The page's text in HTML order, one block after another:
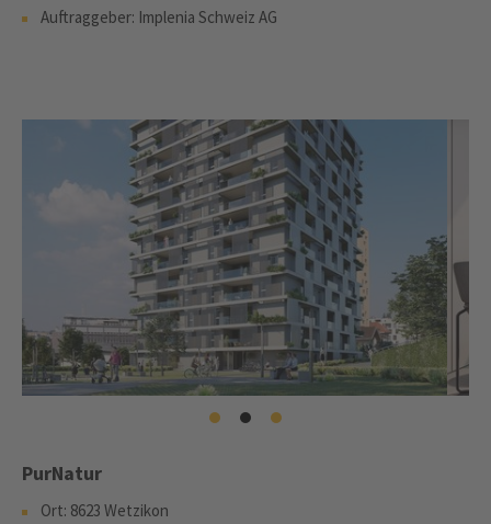
Auftraggeber: Implenia Schweiz AG
PurNatur
Ort: 8623 Wetzikon